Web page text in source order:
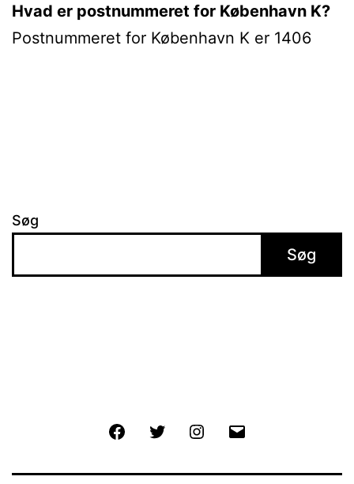
Hvad er postnummeret for København K?
Postnummeret for København K er 1406
Søg
Søg
FacebookTwitter Instagram